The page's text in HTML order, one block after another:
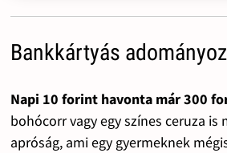
Bankkártyás
Napi 10 forint havonta már 300
bohócorr vagy egy színes ceruza is
apróság, ami egy gyermeknek